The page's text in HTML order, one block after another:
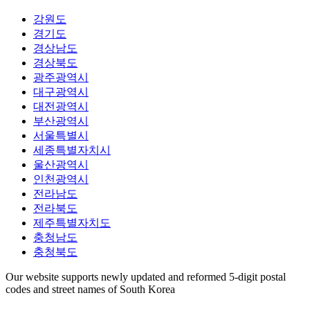
강원도
경기도
경상남도
경상북도
광주광역시
대구광역시
대전광역시
부산광역시
서울특별시
세종특별자치시
울산광역시
인천광역시
전라남도
전라북도
제주특별자치도
충청남도
충청북도
Our website supports newly updated and reformed 5-digit postal
codes and street names of South Korea